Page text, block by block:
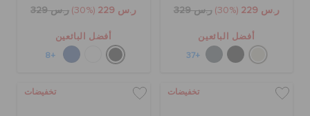
ر.س 229 (30%) ر.س 329
أفضل البائعين
+37
ر.س 229 (30%) ر.س 329
أفضل البائعين
+8
تخفيضات تخفيضات